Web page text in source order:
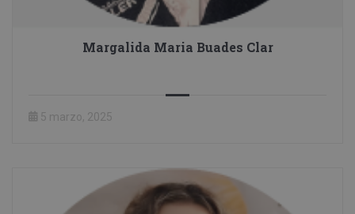
Margalida Maria Buades Clar
5 marzo, 2025